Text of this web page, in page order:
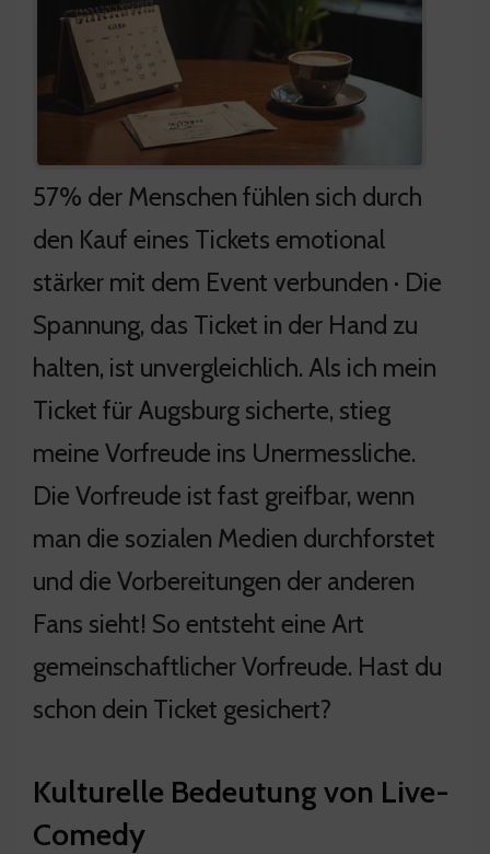
57% der Menschen fühlen sich durch
den Kauf eines Tickets emotional
stärker mit dem Event verbunden · Die
Spannung, das Ticket in der Hand zu
halten, ist unvergleichlich. Als ich mein
Ticket für Augsburg sicherte, stieg
meine Vorfreude ins Unermessliche.
Die Vorfreude ist fast greifbar, wenn
man die sozialen Medien durchforstet
und die Vorbereitungen der anderen
Fans sieht! So entsteht eine Art
gemeinschaftlicher Vorfreude. Hast du
schon dein Ticket gesichert?
Kulturelle Bedeutung von Live-
Comedy